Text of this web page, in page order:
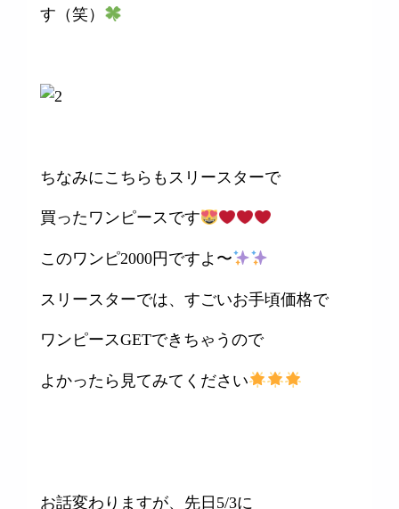
す（笑）
ちなみにこちらもスリースターで
買ったワンピースです
このワンピ2000円ですよ〜
スリースターでは、すごいお手頃価格で
ワンピースGETできちゃうので
よかったら見てみてください
お話変わりますが、先日5/3に